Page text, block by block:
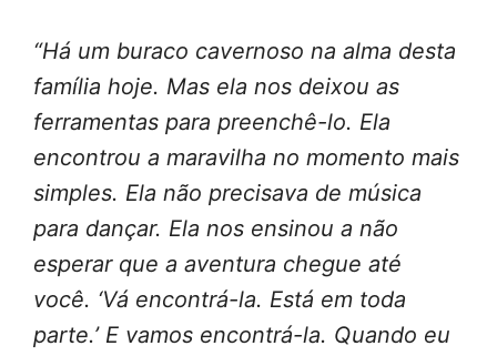
“Há um buraco cavernoso na alma desta
família hoje. Mas ela nos deixou as
ferramentas para preenchê-lo. Ela
encontrou a maravilha no momento mais
simples. Ela não precisava de música
para dançar. Ela nos ensinou a não
esperar que a aventura chegue até
você. ‘Vá encontrá-la. Está em toda
parte.’ E vamos encontrá-la. Quando eu